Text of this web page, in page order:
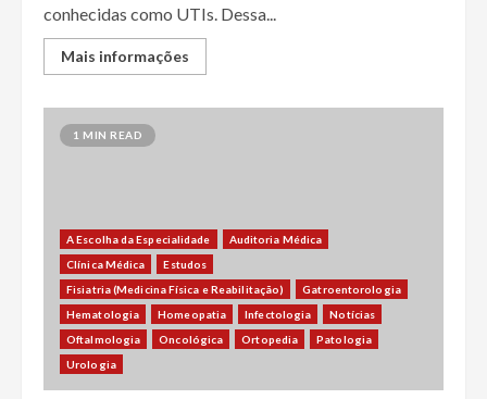
conhecidas como UTIs. Dessa...
Mais informações
1 MIN READ
A Escolha da Especialidade
Auditoria Médica
Clínica Médica
Estudos
Fisiatria (Medicina Física e Reabilitação)
Gatroentorologia
Hematologia
Homeopatia Infectologia
Notícias
Oftalmologia
Oncológica Ortopedia
Patologia
Urologia